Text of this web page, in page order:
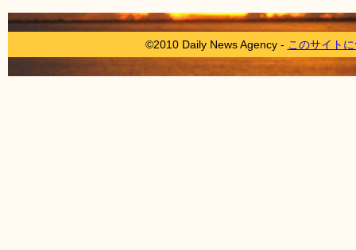
©2010 Daily News Agency - このサイト